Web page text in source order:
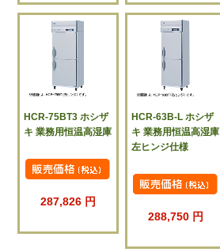
HCR-75BT3 ホシザ
キ 業務用恒温高湿庫
287,826 円
HCR-63B-L ホシザ
キ 業務用恒温高湿庫
左ヒンジ仕様
288,750 円